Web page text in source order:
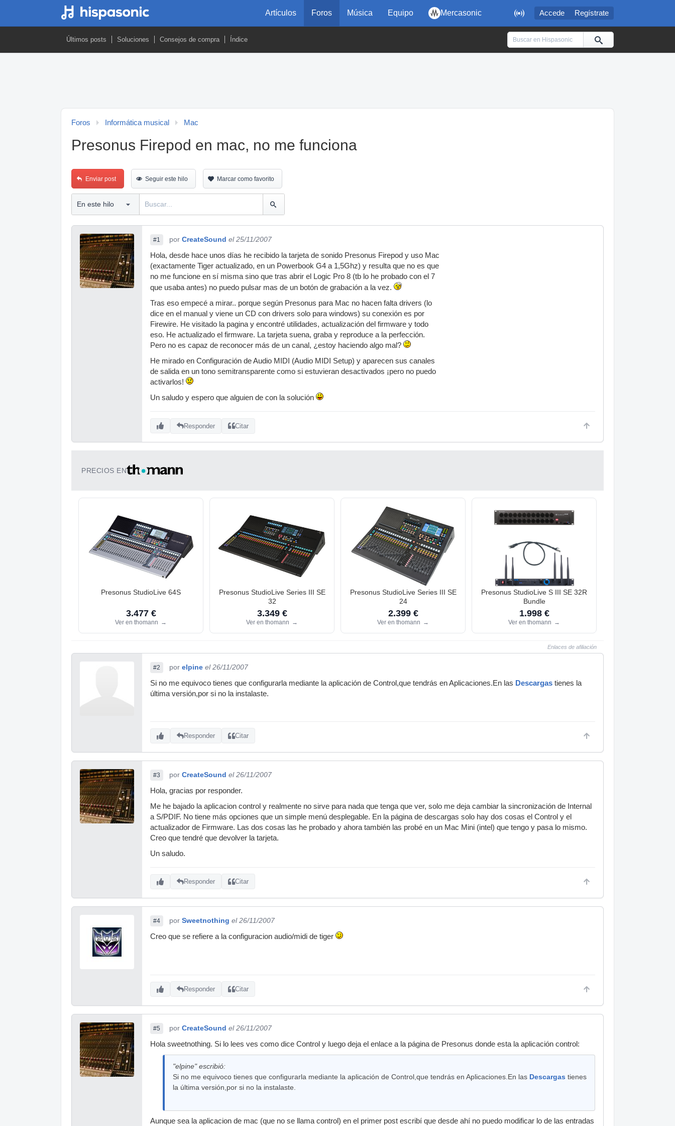
 Accede Regístrate
Artículos Foros Música Equipo Mercasonic
Últimos posts Soluciones Consejos de compra Índice
Foros Informática musical Mac
Presonus Firepod en mac, no me funciona
Enviar post Seguir este hilo Marcar como favorito
#1 por CreateSound el 25/11/2007
Hola, desde hace unos días he recibido la tarjeta de sonido Presonus Firepod y uso Mac
(exactamente Tiger actualizado, en un Powerbook G4 a 1,5Ghz) y resulta que no es que
no me funcione en sí misma sino que tras abrir el Logic Pro 8 (tb lo he probado con el 7
que usaba antes) no puedo pulsar mas de un botón de grabación a la vez.
Tras eso empecé a mirar.. porque según Presonus para Mac no hacen falta drivers (lo
dice en el manual y viene un CD con drivers solo para windows) su conexión es por
Firewire. He visitado la pagina y encontré utilidades, actualización del firmware y todo
eso. He actualizado el firmware. La tarjeta suena, graba y reproduce a la perfección.
Pero no es capaz de reconocer más de un canal, ¿estoy haciendo algo mal?
He mirado en Configuración de Audio MIDI (Audio MIDI Setup) y aparecen sus canales
de salida en un tono semitransparente como si estuvieran desactivados ¡pero no puedo
activarlos!
Un saludo y espero que alguien de con la solución
Responder Citar
PRECIOS EN
Presonus StudioLive 64S
3.477 €
Ver en thomann →
Presonus StudioLive Series III SE
32
3.349 €
Ver en thomann →
Presonus StudioLive Series III SE
24
2.399 €
Ver en thomann →
Presonus StudioLive S III SE 32R
Bundle
1.998 €
Ver en thomann →
Enlaces de afiliación
#2 por elpine el 26/11/2007
Si no me equivoco tienes que configurarla mediante la aplicación de Control,que tendrás en Aplicaciones.En las Descargas tienes la
última versión,por si no la instalaste.
Responder Citar
#3 por CreateSound el 26/11/2007
Hola, gracias por responder.
Me he bajado la aplicacion control y realmente no sirve para nada que tenga que ver, solo me deja cambiar la sincronización de Internal
a S/PDIF. No tiene más opciones que un simple menú desplegable. En la página de descargas solo hay dos cosas el Control y el
actualizador de Firmware. Las dos cosas las he probado y ahora también las probé en un Mac Mini (intel) que tengo y pasa lo mismo.
Creo que tendré que devolver la tarjeta.
Un saludo.
Responder Citar
#4 por Sweetnothing el 26/11/2007
Creo que se refiere a la configuracion audio/midi de tiger
Responder Citar
#5 por CreateSound el 26/11/2007
Hola sweetnothing. Si lo lees ves como dice Control y luego deja el enlace a la página de Presonus donde esta la aplicación control:
"elpine" escribió:
Si no me equivoco tienes que configurarla mediante la aplicación de Control,que tendrás en Aplicaciones.En las Descargas tienes
la última versión,por si no la instalaste.
Aunque sea la aplicacion de mac (que no se llama control) en el primer post escribí que desde ahí no puedo modificar lo de las entradas